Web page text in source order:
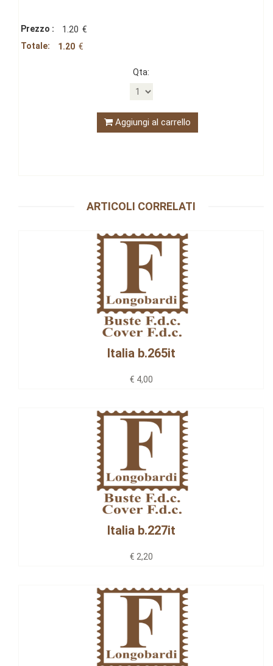
Prezzo : 1.20 €
Totale:
1.20 €
Qta:
Aggiungi al carrello
ARTICOLI CORRELATI
Italia b.265it
€ 4,00
Italia b.227it
€ 2,20